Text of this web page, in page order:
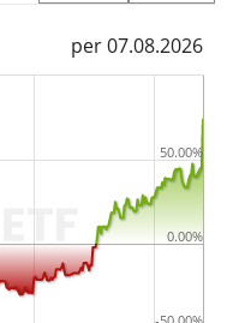
sowie durch
intelligenter zu
Stärken in den
für einen positiven
den Planeten. Das
tätig. Das
und hat seinen
per 07.08.2026
0.00%
50.00%